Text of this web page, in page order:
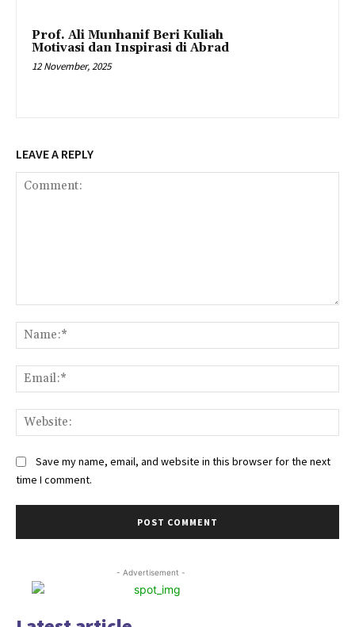
Prof. Ali Munhanif Beri Kuliah
Motivasi dan Inspirasi di Abrad
12 November, 2025
LEAVE A REPLY
Save my name, email, and website in this browser for the next
time I comment.
- Advertisement -